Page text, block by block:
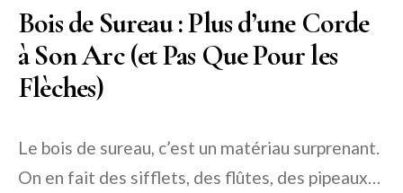
Bois de Sureau : Plus d’une Corde
à Son Arc (et Pas Que Pour les
Flèches)
Le bois de sureau, c’est un matériau surprenant.
On en fait des sifflets, des flûtes, des pipeaux…